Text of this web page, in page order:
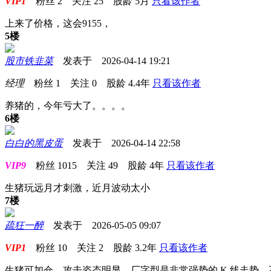
上来了价格，这会9155，
5楼
股市铁韭菜发表于 2026-04-14 19:21
经理粉丝 1 关注 0 股龄 4.4年 只看该作者
养猪的，今年亏大了。。。。
6楼
白白的黑皮蛋发表于 2026-04-14 22:58
VIP9 粉丝 1015 关注 49 股龄 4年 只看该作者
生猪玩远月才刺激，近月波动太小
7楼
疏狂一醉发表于 2026-05-05 09:07
VIP1 粉丝 10 关注 2 股龄 3.2年 只看该作者